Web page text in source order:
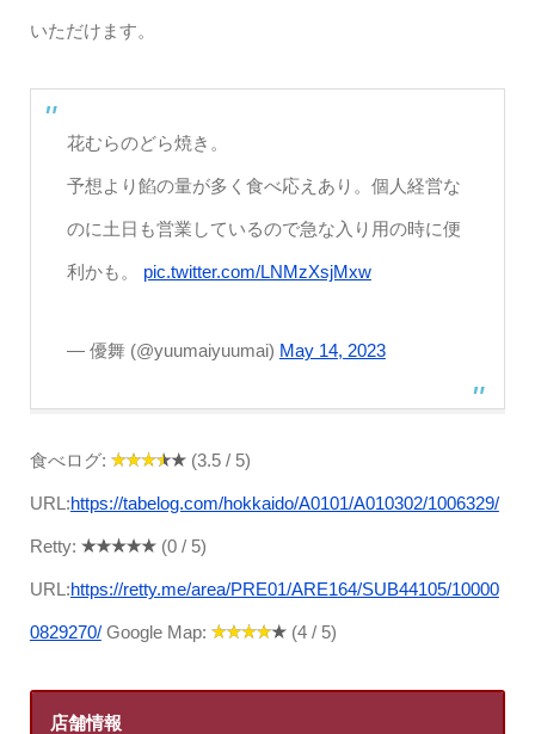
いただけます。
花むらのどら焼き。
予想より餡の量が多く食べ応えあり。個人経営な
のに土日も営業しているので急な入り用の時に便
利かも。 pic.twitter.com/LNMzXsjMxw
— 優舞 (@yuumaiyuumai) May 14, 2023
食べログ: (3.5 / 5)
URL:https://tabelog.com/hokkaido/A0101/A010302/1006329/
Retty: (0 / 5)
URL:https://retty.me/area/PRE01/ARE164/SUB44105/10000
0829270/Google Map: (4 / 5)
店舗情報